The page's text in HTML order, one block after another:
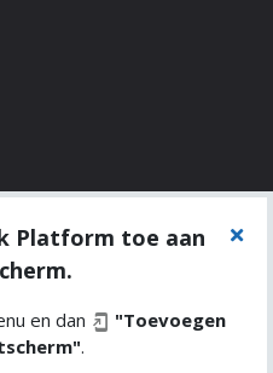
Platform toe aan
en dan
"Toevoegen
.